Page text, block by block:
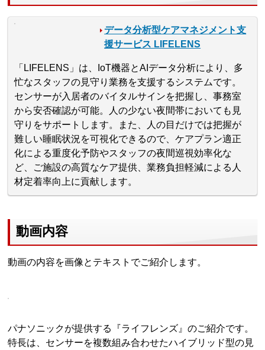
データ分析型ケアマネジメント支
援サービス LIFELENS
「LIFELENS」は、IoT機器とAIデータ分析により、多
忙なスタッフの見守り業務を支援するシステムです。
センサーが入居者のバイタルサインを把握し、事務室
から安否確認が可能。人の少ない夜間帯においても見
守りをサポートします。また、人の目だけでは把握が
難しい睡眠状況を可視化できるので、ケアプラン適正
化による重度化予防やスタッフの夜間巡視効率化な
ど、ご施設の高質なケア提供、業務負担軽減による人
材定着率向上に貢献します。
動画内容
動画の内容を画像とテキストでご紹介します。
パナソニックが提供する『ライフレンズ』のご紹介です。
特長は、センサーを複数組み合わせたハイブリッド型の見